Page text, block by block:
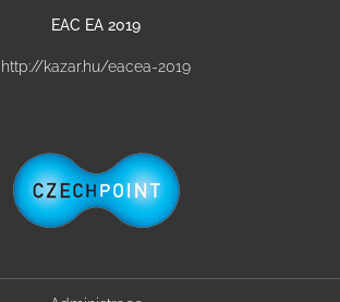
EAC EA 2019
http://kazar.hu/eacea-2019